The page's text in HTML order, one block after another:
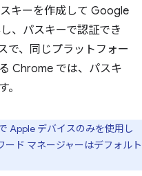
キーを作成して Google
、パスキーで認証でき
で、同じプラットフォー
Chrome では、パスキ
Apple デバイスのみを使用し
ド マネージャーはデフォルト